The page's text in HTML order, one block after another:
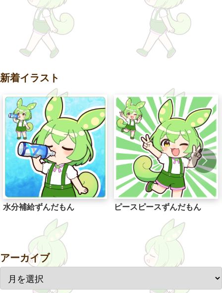
新着イラスト
水分補給ずんだもん ピースピースずんだもん
アーカイブ